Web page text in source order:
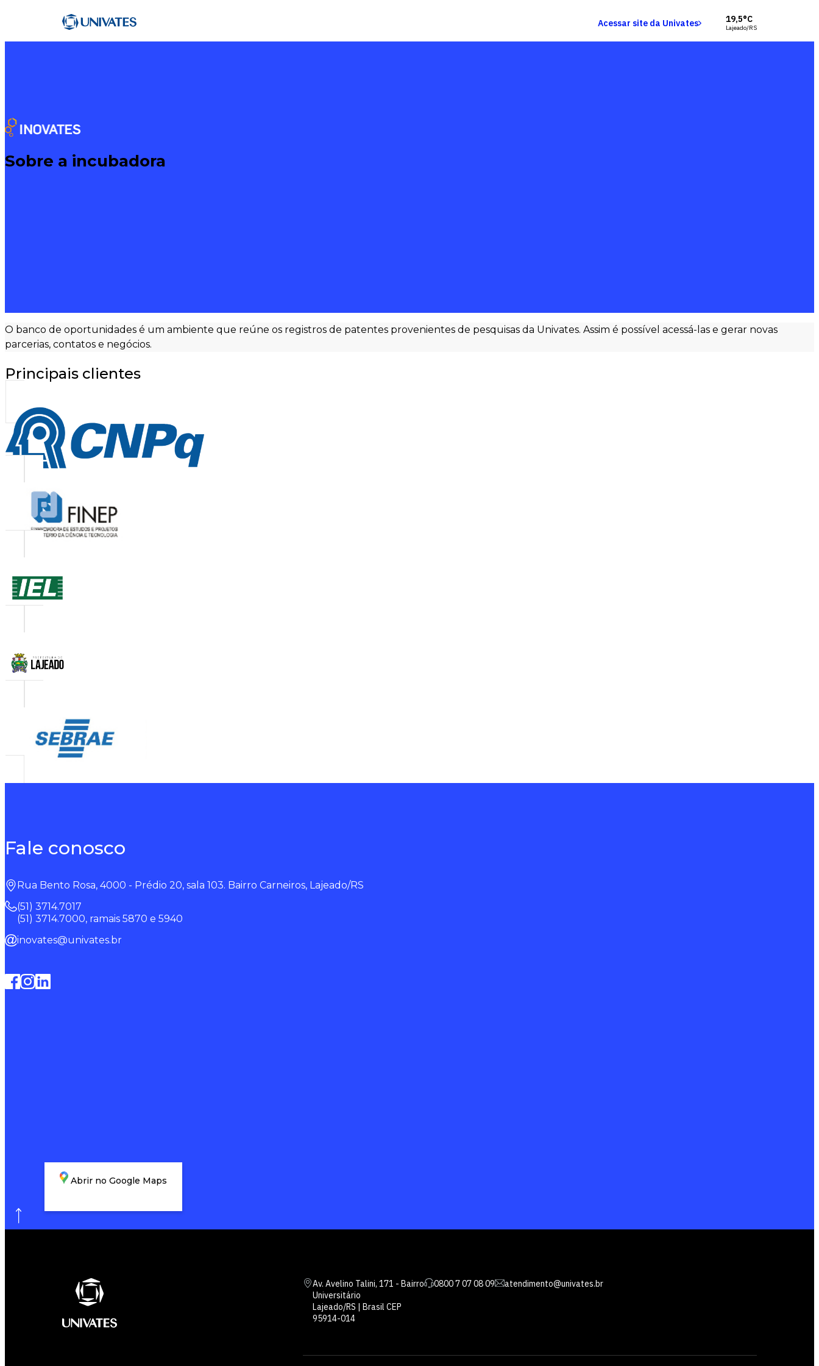
Acessar site da Univates 19,5°C
Lajeado/RS
Sobre a incubadora
O banco de oportunidades é um ambiente que reúne os registros de patentes provenientes de pesquisas da Univates. Assim é possível acessá-las e gerar novas
parcerias, contatos e negócios.
Principais clientes
Fale conosco
Rua Bento Rosa, 4000 - Prédio 20, sala 103. Bairro Carneiros, Lajeado/RS
(51) 3714.7017
(51) 3714.7000, ramais 5870 e 5940
inovates@univates.br
Abrir no Google Maps
Av. Avelino Talini, 171 - Bairro
Universitário
Lajeado/RS | Brasil CEP
95914-014
0800 7 07 08 09 atendimento@univates.br